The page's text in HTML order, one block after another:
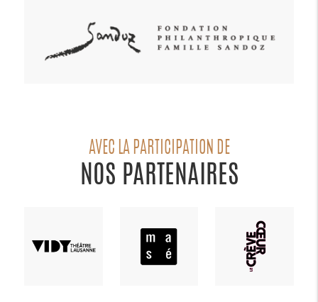
AVEC LA PARTICIPATION DE
NOS PARTENAIRES